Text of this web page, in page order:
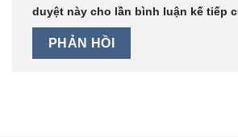
duyệt này cho lần bình luận kế tiếp